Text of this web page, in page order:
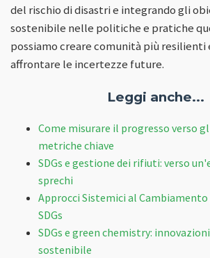
del rischio di disastri e integrando gli
sostenibile nelle politiche e pratiche
possiamo creare comunità più resilienti
affrontare le incertezze future.
Leggi anche...
Come misurare il progresso verso
metriche chiave
SDGs e gestione dei rifiuti: verso
sprechi
Approcci Sistemici al
SDGs
SDGs e green chemistry:
sostenibile